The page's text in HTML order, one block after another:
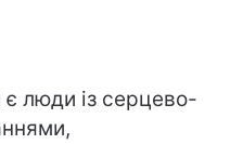
люди із серцево-